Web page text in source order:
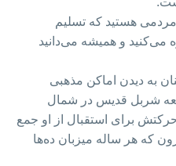
هستید که تسلیم
می‌کنید و همیشه می‌دانید
به دیدن اماکن مذهبی
شربل قدیس در شمال
برای استقبال از او جمع
که هر ساله میزبان ده‌ها